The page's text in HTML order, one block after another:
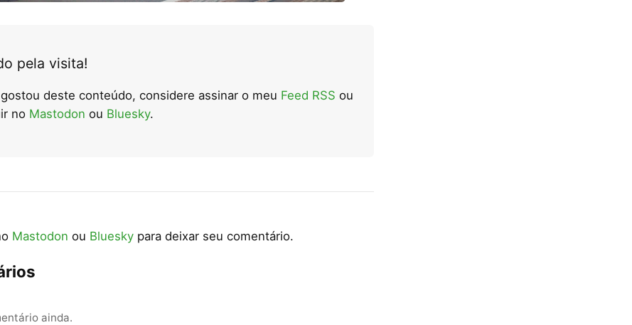
pela visita!
deste conteúdo, considere assinar o meu Feed RSS ou
no Mastodon ou Bluesky.
Mastodon ou Bluesky para deixar seu comentário.
ainda.